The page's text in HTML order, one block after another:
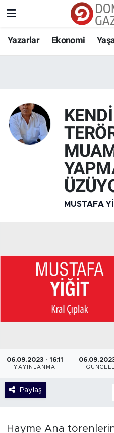
Yazarlar Ekonomi
MUSTAFA
06.09.2023 - 16:11
YAYINLANMA
Paylaş
Hayme Ana